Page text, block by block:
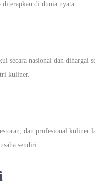
diterapkan di dunia nyata.
secara nasional dan
kuliner.
dan profesional kuliner
sendiri.